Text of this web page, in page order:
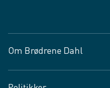
Om Brødrene Dahl